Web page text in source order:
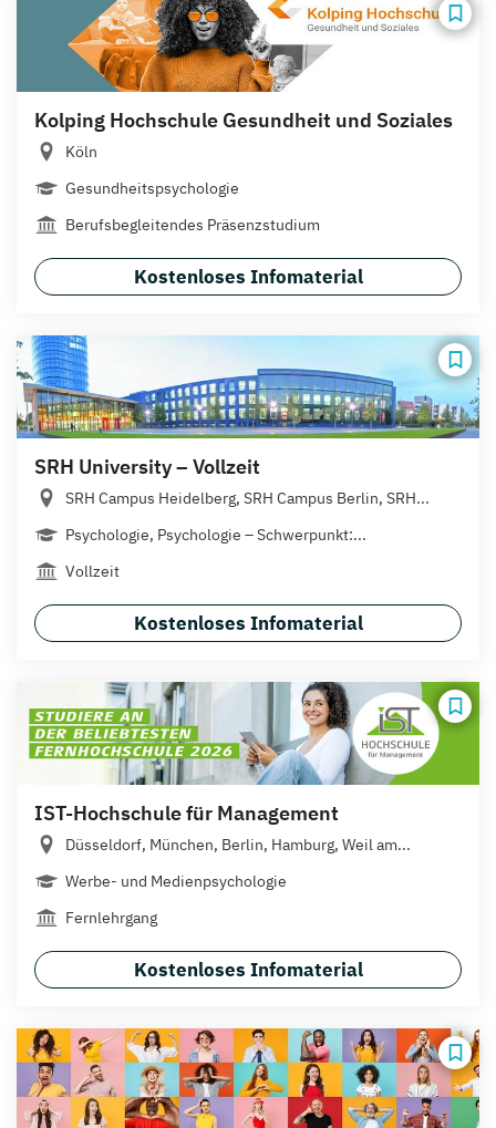
Kolping Hochschule Gesundheit und Soziales
Köln
Gesundheitspsychologie
Berufsbegleitendes Präsenzstudium
Kostenloses Infomaterial
SRH University – Vollzeit
SRH Campus Heidelberg, SRH Campus Berlin, SRH...
Psychologie, Psychologie – Schwerpunkt:...
Vollzeit
Kostenloses Infomaterial
IST-Hochschule für Management
Düsseldorf, München, Berlin, Hamburg, Weil am...
Werbe- und Medienpsychologie
Fernlehrgang
Kostenloses Infomaterial